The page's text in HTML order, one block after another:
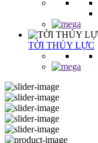
TỜI THỦY LỰC